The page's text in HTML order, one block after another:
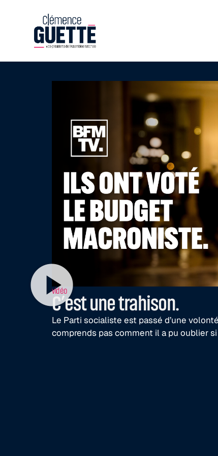
vidéo
C’est une trahison.
Le Parti socialiste est passé d’une
comprends pas comment il a pu oublier